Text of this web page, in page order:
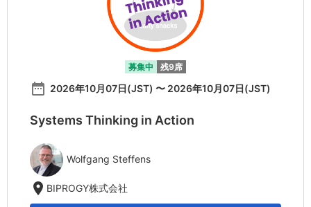
募集中 残9席
date_range 2026年10月07日(JST) 〜 2026年10月07日(JST)
Systems Thinking in Action
Wolfgang Steffens
location_on BIPROGY株式会社